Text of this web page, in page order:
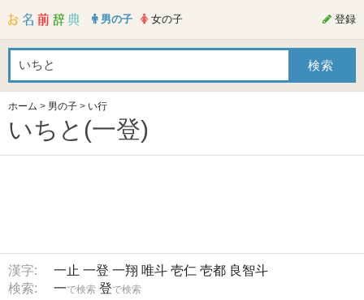
男の子 女の子 登録
ホーム > 男の子 > い行
いちと(一登)
漢字: 一止 一登 一翔 唯斗 壱仁 壱都 良智斗
検索:
一で検索 登で検索